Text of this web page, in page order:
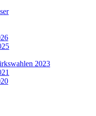
2023